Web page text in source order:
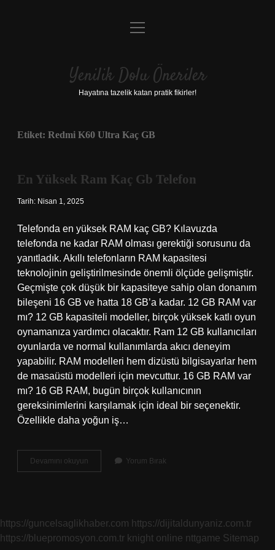
Anasayfa
Yasal Uyarı
menüyü
Yenilik Dolu Öneriler
Hayatına tazelik katan pratik fikirler!
Etiket: Redmi K60 Ultra Kaç GB
En Yüksek Ram Kaç Gb Telefon
Tarih: Nisan 1, 2025
Telefonda en yüksek RAM kaç GB? Kılavuzda
telefonda ne kadar RAM olması gerektiği sorusunu da
yanıtladık. Akıllı telefonların RAM kapasitesi
teknolojinin geliştirilmesinde önemli ölçüde gelişmiştir.
Geçmişte çok düşük bir kapasiteye sahip olan donanım
bileşeni 16 GB ve hatta 18 GB’a kadar. 12 GB RAM var
mı? 12 GB kapasiteli modeller, birçok yüksek katlı oyun
oynamanıza yardımcı olacaktır. Ram 12 GB kullanıcıları
oyunlarda ve normal kullanımlarda akıcı deneyim
yapabilir. RAM modelleri hem dizüstü bilgisayarlar hem
de masaüstü modelleri için mevcuttur. 16 GB RAM var
mı? 16 GB RAM, bugün birçok kullanıcının
gereksinimlerini karşılamak için ideal bir seçenektir.
Özellikle daha yoğun iş…
Devamını okuyun
Yüksek
Yorum Bırak
https://guncelsaglikhaber.com https://dijitaldunyaniz.com.tr
https://bluepromosyon.com.tr knight online nttgame Sitemap